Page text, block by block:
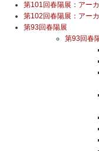
第101回春陽展：アー
第102回春陽展：アー
第93回春陽展
第93回春